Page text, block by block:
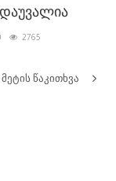
2765
მეტის წაკითხვა